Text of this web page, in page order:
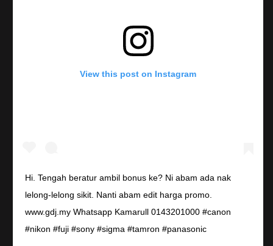
View this post on Instagram
Hi. Tengah beratur ambil bonus ke? Ni abam ada nak
lelong-lelong sikit. Nanti abam edit harga promo.
www.gdj.my Whatsapp Kamarull 0143201000 #canon
#nikon #fuji #sony #sigma #tamron #panasonic